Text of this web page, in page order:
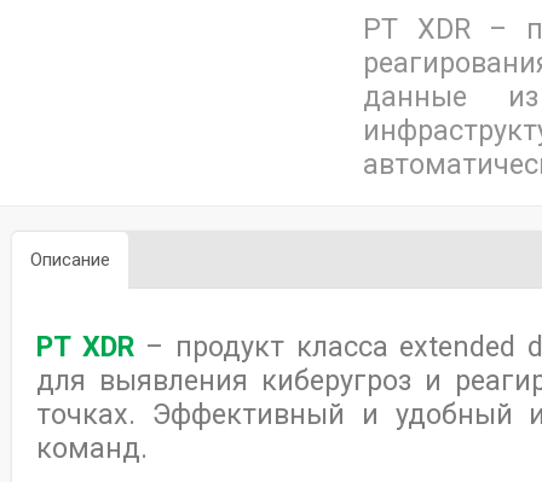
PT XDR –
данные
Описание
PT XDR– продукт класса extended
для выявления киберугроз и
точках. Эффективный и удобный
команд.